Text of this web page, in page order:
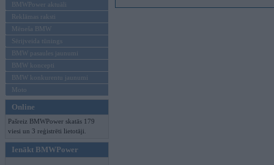
BMWPower aktuāli
Reklāmas raksti
Mēneša BMW
Sērijveida tūnings
BMW pasaules jaunumi
BMW koncepti
BMW konkurentu jaunumi
Moto
Online
Pašreiz BMWPower skatās 179
viesi un 3 reģistrēti lietotāji.
Ienākt BMWPower